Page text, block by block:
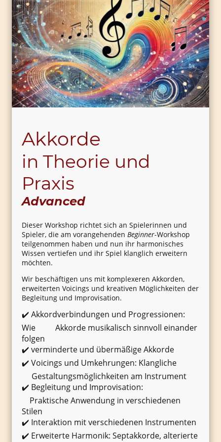
Akkorde
in Theorie und
Praxis
Advanced
Dieser Workshop richtet sich an Spielerinnen und
Spieler, die am vorangehenden Beginner-Workshop
teilgenommen haben und nun ihr harmonisches
Wissen vertiefen und ihr Spiel klanglich erweitern
möchten.
Wir beschäftigen uns mit komplexeren Akkorden,
erweiterten Voicings und kreativen Möglichkeiten der
Begleitung und Improvisation.
✔️ Akkordverbindungen und Progressionen:
Wie Akkorde musikalisch sinnvoll einander
folgen
✔️ verminderte und übermäßige Akkorde
✔️ Voicings und Umkehrungen: Klangliche
Gestaltungsmöglichkeiten am Instrument
✔️ Begleitung und Improvisation:
Praktische Anwendung in verschiedenen
Stilen
✔️ Interaktion mit verschiedenen Instrumenten
✔️ Erweiterte Harmonik: Septakkorde, alterierte